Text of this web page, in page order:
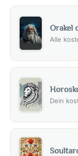
Zitate zur
„Der Narr tut
George Bernard
„Das Leben
das man
„Manchmal
kann verlieren,
man nichts
McCaffrey
Orakel
Alle
Dein